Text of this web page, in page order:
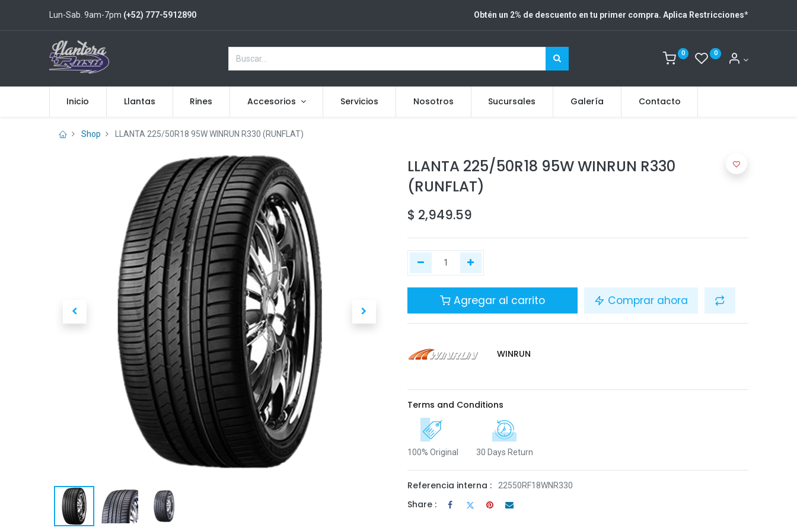
Lun-Sab. 9am-7pm (+52) 777-5912890 Obtén un 2% de descuento en tu primer compra. Aplica Restricciones*
0 0
Inicio Llantas Rines Accesorios Servicios Nosotros Sucursales Galería Contacto
Shop LLANTA 225/50R18 95W WINRUN R330 (RUNFLAT)
LLANTA 225/50R18 95W WINRUN R330
(RUNFLAT)
$ 2,949.59
Agregar al carrito Comprar ahora
WINRUN
Terms and Conditions
100% Original 30 Days Return
Referencia interna : 22550RF18WNR330
Share :